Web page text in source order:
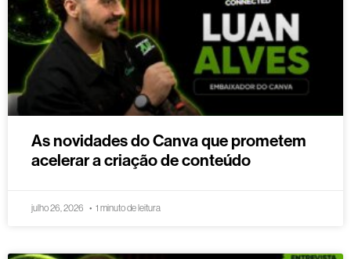
As novidades do Canva que prometem
acelerar a criação de conteúdo
julho 26, 2026 1 minuto de leitura